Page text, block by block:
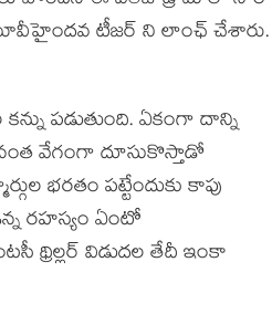
టీజర్ ని లాంఛ్ చేశారు.
పడుతుంది. ఏకంగా దాన్ని
వేగంగా దూసుకొస్తాడో
భరతం పట్టేందుకు కాపు
రహస్యం ఏంటో
థ్రిల్లర్ విడుదల తేదీ ఇంకా